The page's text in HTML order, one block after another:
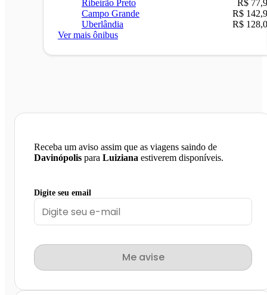
Ribeirão Preto
R$
Campo Grande
R$
Uberlândia
R$
Ver mais ônibus
Receba um aviso assim que as viagens saindo de
Davinópolis para Luiziana estiverem disponíveis.
Digite seu email
Me avise